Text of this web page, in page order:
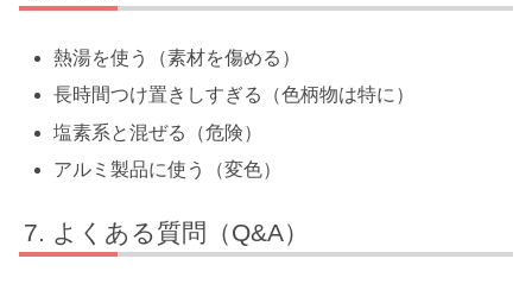
熱湯を使う（素材を傷める）
長時間つけ置きしすぎる（色柄物は特に）
塩素系と混ぜる（危険）
アルミ製品に使う（変色）
よくある質問（Q&A）